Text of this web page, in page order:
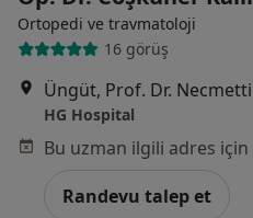
Ortopedi ve travmatoloji
16 görüş
HG Hospital
Randevu talep et